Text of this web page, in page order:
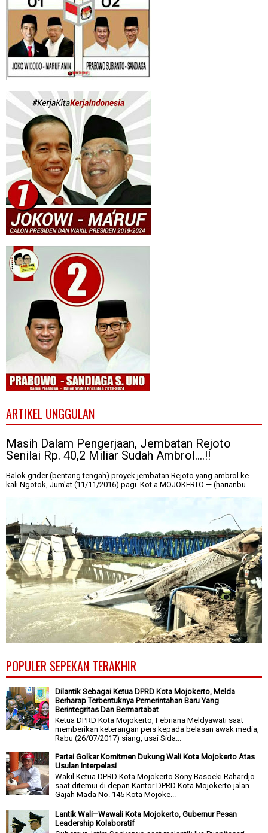
ARTIKEL UNGGULAN
Masih Dalam Pengerjaan, Jembatan Rejoto
Senilai Rp. 40,2 Miliar Sudah Ambrol....!!
Balok grider (bentang tengah) proyek jembatan Rejoto yang ambrol ke
kali Ngotok, Jum'at (11/11/2016) pagi. Kot a MOJOKERTO — (harianbu...
POPULER SEPEKAN TERAKHIR
Dilantik Sebagai Ketua DPRD Kota Mojokerto, Melda
Berharap Terbentuknya Pemerintahan Baru Yang
Berintegritas Dan Bermartabat
Ketua DPRD Kota Mojokerto, Febriana Meldyawati saat
memberikan keterangan pers kepada belasan awak media,
Rabu (26/07/2017) siang, usai Sida...
Partai Golkar Komitmen Dukung Wali Kota Mojokerto Atas
Usulan Interpelasi
Wakil Ketua DPRD Kota Mojokerto Sony Basoeki Rahardjo
saat ditemui di depan Kantor DPRD Kota Mojokerto jalan
Gajah Mada No. 145 Kota Mojoke...
Lantik Wali–Wawali Kota Mojokerto, Gubernur Pesan
Leadership Kolaboratif